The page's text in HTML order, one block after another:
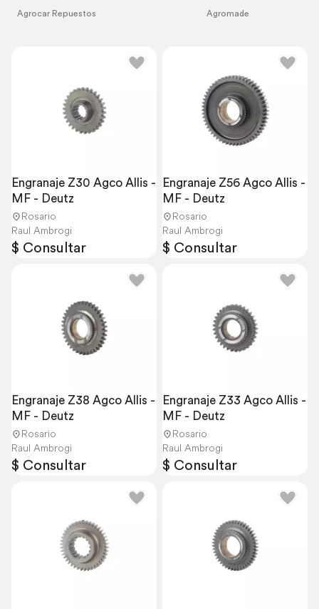
Engranaje Z30 Agco Allis -
MF - Deutz
Rosario
Raul Ambrogi
$ Consultar
Engranaje Z56 Agco Allis -
MF - Deutz
Rosario
Raul Ambrogi
$ Consultar
Engranaje Z38 Agco Allis -
MF - Deutz
Rosario
Raul Ambrogi
$ Consultar
Engranaje Z33 Agco Allis -
MF - Deutz
Rosario
Raul Ambrogi
$ Consultar
Agrocar Repuestos Agromade